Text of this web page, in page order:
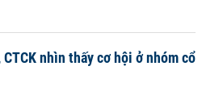
nhìn thấy cơ hội ở nhóm cổ